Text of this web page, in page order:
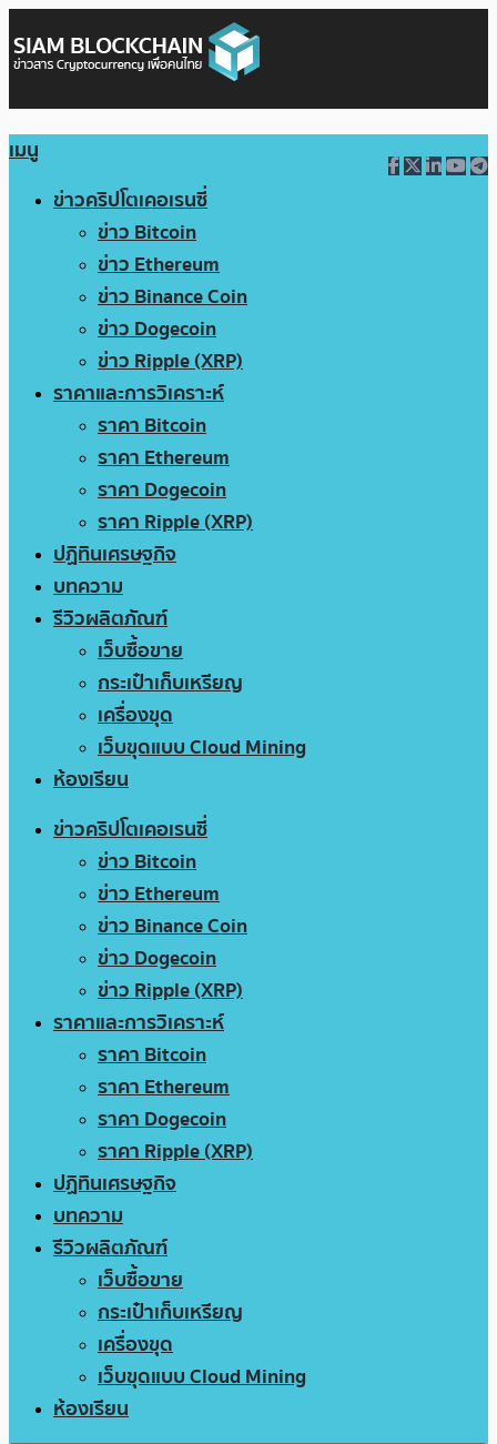
เมนู
ข่าวคริปโตเคอเรนซี่
ข่าว Bitcoin
ข่าว Ethereum
ข่าว Binance Coin
ข่าว Dogecoin
ข่าว Ripple (XRP)
ราคาและการวิเคราะห์
ราคา Bitcoin
ราคา Ethereum
ราคา Dogecoin
ราคา Ripple (XRP)
ปฏิทินเศรษฐกิจ
บทความ
รีวิวผลิตภัณฑ์
เว็บซื้อขาย
กระเป๋าเก็บเหรียญ
เครื่องขุด
เว็บขุดแบบ Cloud Mining
ห้องเรียน
ข่าวคริปโตเคอเรนซี่
ข่าว Bitcoin
ข่าว Ethereum
ข่าว Binance Coin
ข่าว Dogecoin
ข่าว Ripple (XRP)
ราคาและการวิเคราะห์
ราคา Bitcoin
ราคา Ethereum
ราคา Dogecoin
ราคา Ripple (XRP)
ปฏิทินเศรษฐกิจ
บทความ
รีวิวผลิตภัณฑ์
เว็บซื้อขาย
กระเป๋าเก็บเหรียญ
เครื่องขุด
เว็บขุดแบบ Cloud Mining
ห้องเรียน